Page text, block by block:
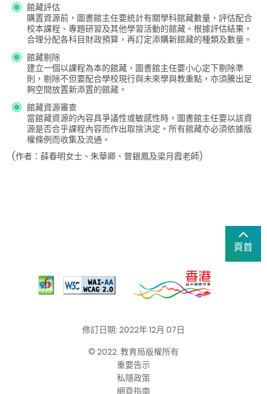
館藏評估
購置資源前，圖書館主任要統計有關學科館藏數量，評估配合
校本課程、專題研習及其他學習活動的館藏。根據評估結果，
合理分配各科目財政預算，再訂定添購新館藏的種類及數量。
館藏剔除
建立一個以課程為本的館藏，圖書館主任要小心定下剔除準
則，剔除不但要配合學校現行與未來學與教重點，亦須騰出足
夠空間放置新添置的館藏。
館藏資源審查
當館藏資源的內容具爭議性或敏感性時，圖書館主任要以該資
源是否合乎課程內容而作出取捨決定。所有館藏亦必須依據版
權條例而收集及流通。
(作者：薛春明女士、朱華卿、曾銀鳳及梁月霞老師)
頁首
修訂日期: 2022年 12月 07日
© 2022. 教育局版權所有
重要告示
私隱政策
網頁指南